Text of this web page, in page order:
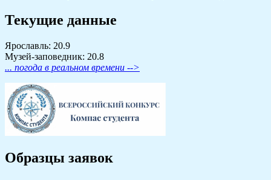
Текущие данные
Ярославль: 20.9
Музей-заповедник: 20.8
... погода в реальном времени -->
Образцы заявок